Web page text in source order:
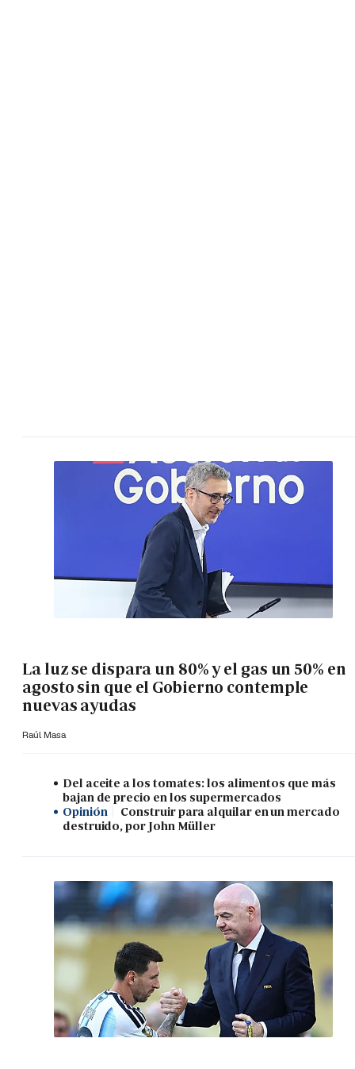
La luz se dispara un 80% y el gas un 50% en
agosto sin que el Gobierno contemple
nuevas ayudas
Raúl Masa
Del aceite a los tomates: los alimentos que más
bajan de precio en los supermercados
Opinión
Construir para alquilar en un mercado
destruido, por John Müller